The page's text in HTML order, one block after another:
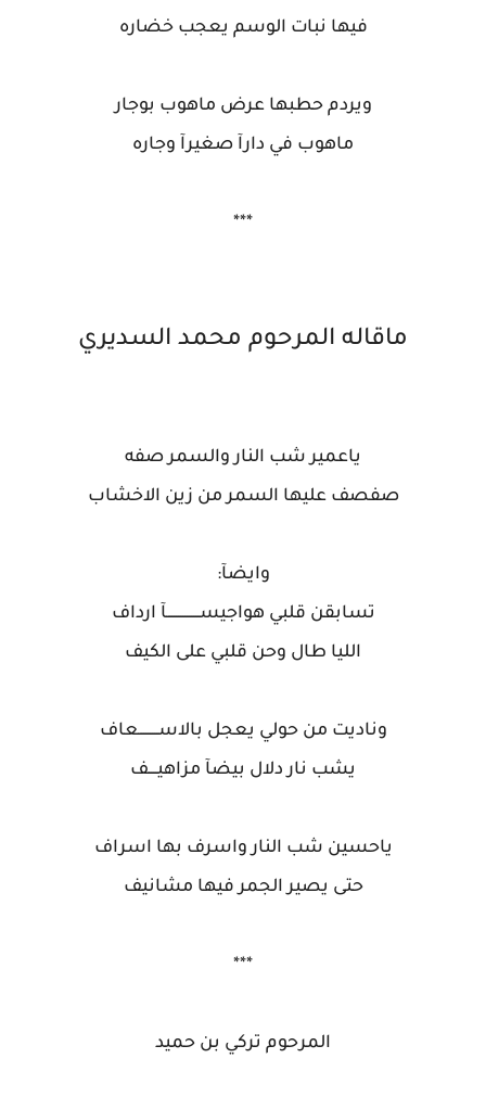
فيها نبات الوسم يعجب خضاره
ويردم حطبها عرض ماهوب بوجار
ماهوب في دارآ صغيرآ وجاره
***
ماقاله المرحوم محمد السديري
ياعمير شب النار والسمر صفه
صفصف عليها السمر من زين الاخشاب
وايضآ:
تسابقن قلبي هواجيســـــــــــــــآ ارداف
الليا طال وحن قلبي على الكيف
وناديت من حولي يعجل بالاســـــــــعاف
يشب نار دلال بيضآ مزاهيــــف
ياحسين شب النار واسرف بها اسراف
حتى يصير الجمر فيها مشانيف
***
المرحوم تركي بن حميد